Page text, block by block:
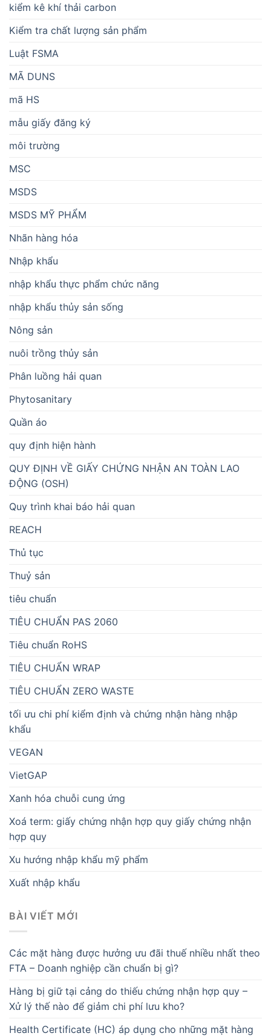
kiểm kê khí thải carbon
Kiểm tra chất lượng sản phẩm
Luật FSMA
MÃ DUNS
mã HS
mẫu giấy đăng ký
môi trường
MSC
MSDS
MSDS MỸ PHẨM
Nhãn hàng hóa
Nhập khẩu
nhập khẩu thực phẩm chức năng
nhập khẩu thủy sản sống
Nông sản
nuôi trồng thủy sản
Phân luồng hải quan
Phytosanitary
Quần áo
quy định hiện hành
QUY ĐỊNH VỀ GIẤY CHỨNG NHẬN AN TOÀN LAO
ĐỘNG (OSH)
Quy trình khai báo hải quan
REACH
Thủ tục
Thuỷ sản
tiêu chuẩn
TIÊU CHUẨN PAS 2060
Tiêu chuẩn RoHS
TIÊU CHUẨN WRAP
TIÊU CHUẨN ZERO WASTE
tối ưu chi phí kiểm định và chứng nhận hàng nhập
khẩu
VEGAN
VietGAP
Xanh hóa chuỗi cung ứng
Xoá term: giấy chứng nhận hợp quy giấy chứng nhận
hợp quy
Xu hướng nhập khẩu mỹ phẩm
Xuất nhập khẩu
BÀI VIẾT MỚI
Các mặt hàng được hưởng ưu đãi thuế nhiều nhất theo
FTA – Doanh nghiệp cần chuẩn bị gì?
Hàng bị giữ tại cảng do thiếu chứng nhận hợp quy –
Xử lý thế nào để giảm chi phí lưu kho?
Health Certificate (HC) áp dụng cho những mặt hàng